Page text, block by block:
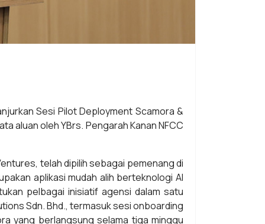
Sesi Pilot Deployment Scamora &
aluan oleh YBrs. Pengarah Kanan NFCC
telah dipilih sebagai pemenang di
aplikasi mudah alih berteknologi AI
pelbagai inisiatif agensi dalam satu
Sdn. Bhd., termasuk sesi onboarding
yang berlangsung selama tiga minggu